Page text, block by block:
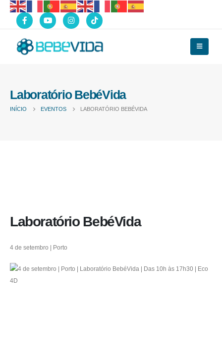
Laboratório BebéVida
INÍCIO EVENTOS LABORATÓRIO BEBÉVIDA
Laboratório BebéVida
4 de setembro | Porto